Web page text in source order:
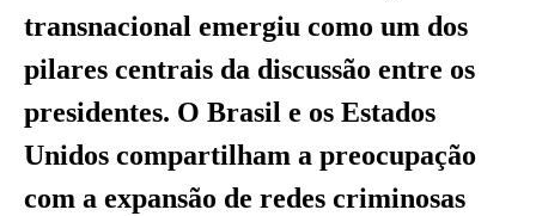
transnacional emergiu como um dos
pilares centrais da discussão entre os
presidentes. O Brasil e os Estados
Unidos compartilham a preocupação
com a expansão de redes criminosas